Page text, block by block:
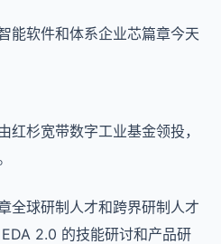
能软件和体系企业芯篇章今天
杉宽带数字工业基金领投，
全球研制人才和跨界研制人才
2.0 的技能研讨和产品研